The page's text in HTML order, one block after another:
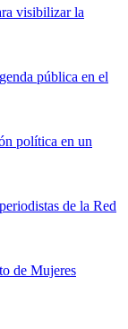
visibilizar la
pública en el
política en un
de la Red
de Mujeres